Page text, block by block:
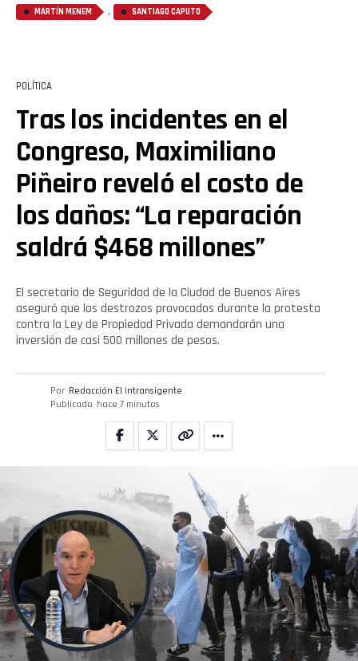
MARTÍN MENEM , SANTIAGO CAPUTO
POLÍTICA
Tras los incidentes en el
Congreso, Maximiliano
Piñeiro reveló el costo de
los daños: “La reparación
saldrá $468 millones”
El secretario de Seguridad de la Ciudad de Buenos Aires
aseguró que los destrozos provocados durante la protesta
contra la Ley de Propiedad Privada demandarán una
inversión de casi 500 millones de pesos.
Por Redacción El intransigente
Publicado hace 7 minutos